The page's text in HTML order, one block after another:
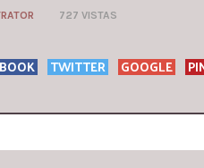
727 VISTAS
TWITTER GOOGLE